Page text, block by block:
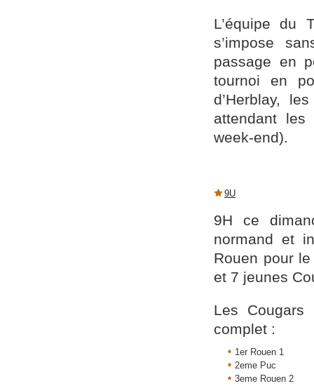
L’équipe du
s’impose
passage en
tournoi en
d’Herblay,
attendant
week-end).
9U
9H ce
normand et
Rouen pour
et 7 jeunes
Les
complet :
1er Rouen 1
2eme Puc
3eme Rouen 2